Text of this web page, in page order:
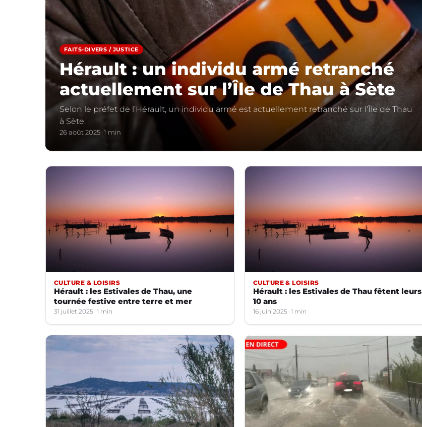
FAITS-DIVERS / JUSTICE
Hérault : un individu armé retranché
actuellement sur l’Île de Thau à Sète
Selon le préfet de l’Hérault, un individu armé est actuellement retranché sur l’Île de Thau
à Sète.
26 août 2025 1 min
CULTURE & LOISIRS
Hérault : les Estivales de Thau, une
tournée festive entre terre et mer
31 juillet 2025 1 min
CULTURE & LOISIRS
Hérault : les Estivales de Thau fêtent leurs
10 ans
16 juin 2025 1 min